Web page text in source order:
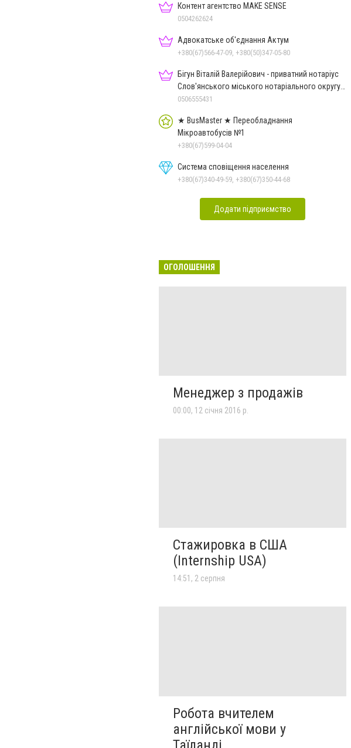
Контент агентство MAKE SENSE
0504262624
Адвокатське об'єднання Актум
+380(67)566-47-09, +380(50)347-05-80
Бігун Віталій Валерійович - приватний нотаріус
Слов'янського міського нотаріального округу
Дон.обл.
0506555431
★ BusMaster ★ Переобладнання
Мікроавтобусів №1
+380(67)599-04-04
Система сповіщення населення
+380(67)340-49-59, +380(67)350-44-68
Додати підприємство
ОГОЛОШЕННЯ
Менеджер з продажів
00:00, 12 січня 2016 р.
Стажировка в США
(Internship USA)
14:51, 2 серпня
Робота вчителем
англійської мови у